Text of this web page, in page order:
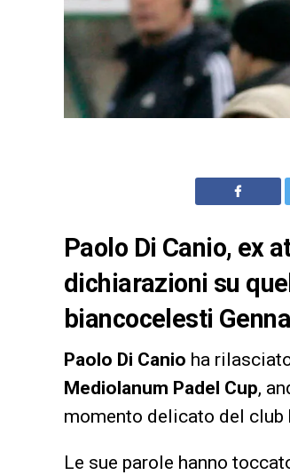
Paolo Di Canio, ex
dichiarazioni su
biancocelesti
Paolo Di Canio ha
Mediolanum Padel Cup,
momento delicato del club
Le sue parole hanno